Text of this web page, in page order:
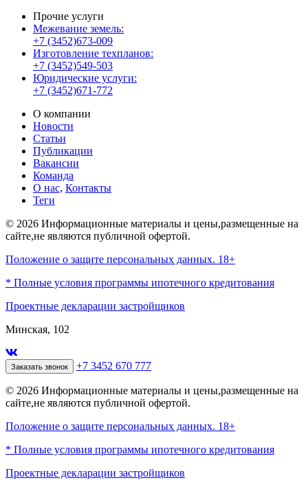
Прочие услуги
Межевание земель:
+7 (3452)673-009
Изготовление техпланов:
+7 (3452)549-503
Юридические услуги:
+7 (3452)671-772
О компании
Новости
Статьи
Публикации
Вакансии
Команда
О нас, Контакты
Теги
© 2026 Информационные материалы и цены,размещенные на
сайте,не являются публичной офертой.
Положение о защите персональных данных. 18+
* Полные условия программы ипотечного кредитования
Проектные декларации застройщиков
Минская, 102
Заказать звонок +7 3452 670 777
© 2026 Информационные материалы и цены,размещенные на
сайте,не являются публичной офертой.
Положение о защите персональных данных. 18+
* Полные условия программы ипотечного кредитования
Проектные декларации застройщиков